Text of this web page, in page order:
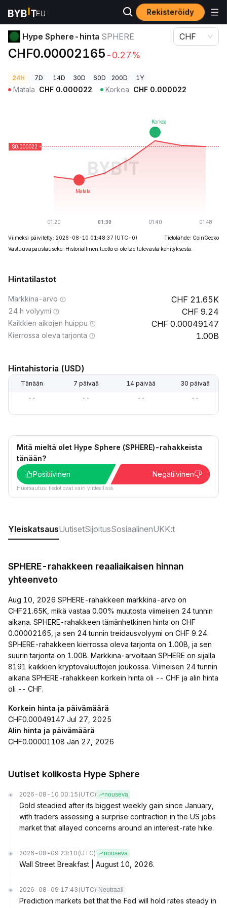
Rekisteröidy
Kryptohinnat Hype Sphere-hinta SPHERE
Hype Sphere-hinta SPHERE
CHF0.00002165 -0.27%
CHF
24H 7D 14D 30D 60D 200D 1Y
Matala CHF 0.000022 Korkea CHF 0.000022
Viimeksi päivitetty: 2026-08-10 01:48:37 (UTC+0)
Tietolähde: CoinGecko
Vastuuvapauslauseke: Historiallinen tuotto ei ole tae tulevasta kehityksestä.
Hintatilastot
Markkina-arvo 21.65K
24 h volyymi 9.24
Kaikkien aikojen huippu 0.00049147
Kierrossa oleva tarjonta 1.00B
Hintahistoria (USD)
Tänään 7 päivää 14 päivää 30 päivää
-- -- -- --
Mitä mieltä olet Hype Sphere (SPHERE)-rahakkeista
tänään?
Positiivinen
Negatiivinen
Huomautus: tiedot ovat vain viitteellisiä.
YleiskatsausUutisetSijoitusSosiaalinenUKK:t
SPHERE-rahakkeen reaaliaikaisen hinnan
yhteenveto
Aug 10, 2026 SPHERE-rahakkeen markkina-arvo on
CHF21.65K, mikä vastaa 0.00% muutosta viimeisen 24 tunnin
aikana. SPHERE-rahakkeen tämänhetkinen hinta on CHF
0.00002165, ja sen 24 tunnin treidausvolyymi on CHF 9.24.
SPHERE-rahakkeen kierrossa oleva tarjonta on 1.00B, ja sen
suurin tarjonta on 1.00B. Markkina-arvoltaan SPHERE on sijalla
8191 kaikkien kryptovaluuttojen joukossa. Viimeisen 24 tunnin
aikana SPHERE-rahakkeen korkein hinta oli -- CHF ja alin hinta
oli -- CHF.
Korkein hinta ja päivämäärä
CHF0.00049147 Jul 27, 2025
Alin hinta ja päivämäärä
CHF0.00001108 Jan 27, 2026
Uutiset kolikosta Hype Sphere
2026-08-10 00:15 (UTC) nouseva
Gold steadied after its biggest weekly gain since January,
with traders assessing a surprise contraction in the US jobs
market that allayed concerns around an interest-rate hike.
2026-08-09 23:10 (UTC) nouseva
Wall Street Breakfast | August 10, 2026.
2026-08-09 17:43 (UTC) Neutraali
Prediction markets bet that the Fed will hold rates steady in